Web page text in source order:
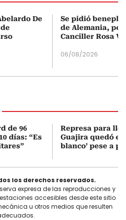
De
Se pidió
de Alemania,
Canciller Rosa
06/08/2026
de 96
días: “Es
Represa para
Guajira quedó en
blanco’ pese a
los derechos reservados.
expresa de las reproducciones y
accesibles desde este sitio
u otros medios que resulten